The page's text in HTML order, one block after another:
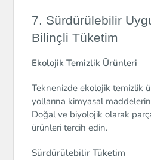
7. Sürdürülebilir
Bilinçli Tüketim
Ekolojik Temizlik Ürünleri
Teknenizde ekolojik temizlik
yollarına kimyasal maddelerin
Doğal ve biyolojik olarak
ürünleri tercih edin.
Sürdürülebilir Tüketim